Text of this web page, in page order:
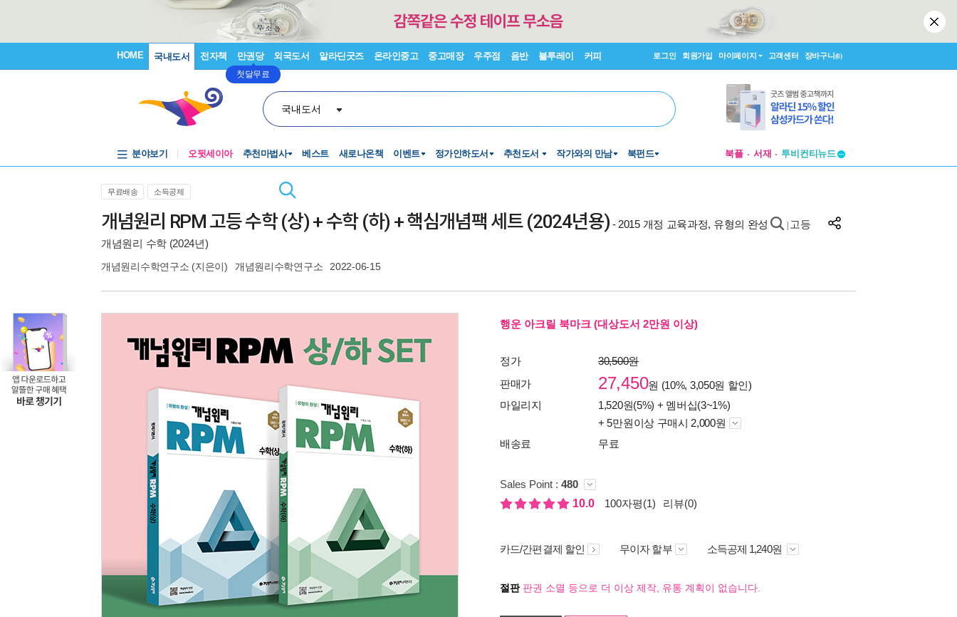
HOME 국내도서 전자책 만권당
첫달무료
외국도서 알라딘굿즈 온라인중고 중고매장 우주점 음반 블루레이 커피 로그인 회원가입 마이페이지 고객센터 장바구니(0)
국내도서
분야보기 오뒷세이아 추천마법사 베스트 새로나온책 이벤트 정가인하도서 추천도서 작가와의 만남 북펀드 북플 서재
투비컨티뉴드
창작플랫폼
무료배송 소득공제
개념원리 RPM 고등 수학 (상) + 수학 (하) + 핵심개념팩 세트 (2024년용) - 2015 개정 교육과정, 유형의 완성
고등
개념원리 수학 (2024년)
개념원리수학연구소 (지은이) 개념원리수학연구소 2022-06-15
행운 아크릴 북마크 (대상도서 2만원 이상)
정가
30,500원
판매가
27,450원 (10%, 3,050원 할인)
마일리지
1,520원(5%) + 멤버십(3~1%)
+ 5만원이상 구매시 2,000원
배송료
무료
Sales Point : 480
10.0
100자평(1) 리뷰(0)
카드/간편결제 할인 무이자 할부 소득공제 1,240원
절판판권 소멸 등으로 더 이상 제작, 유통 계획이 없습니다.